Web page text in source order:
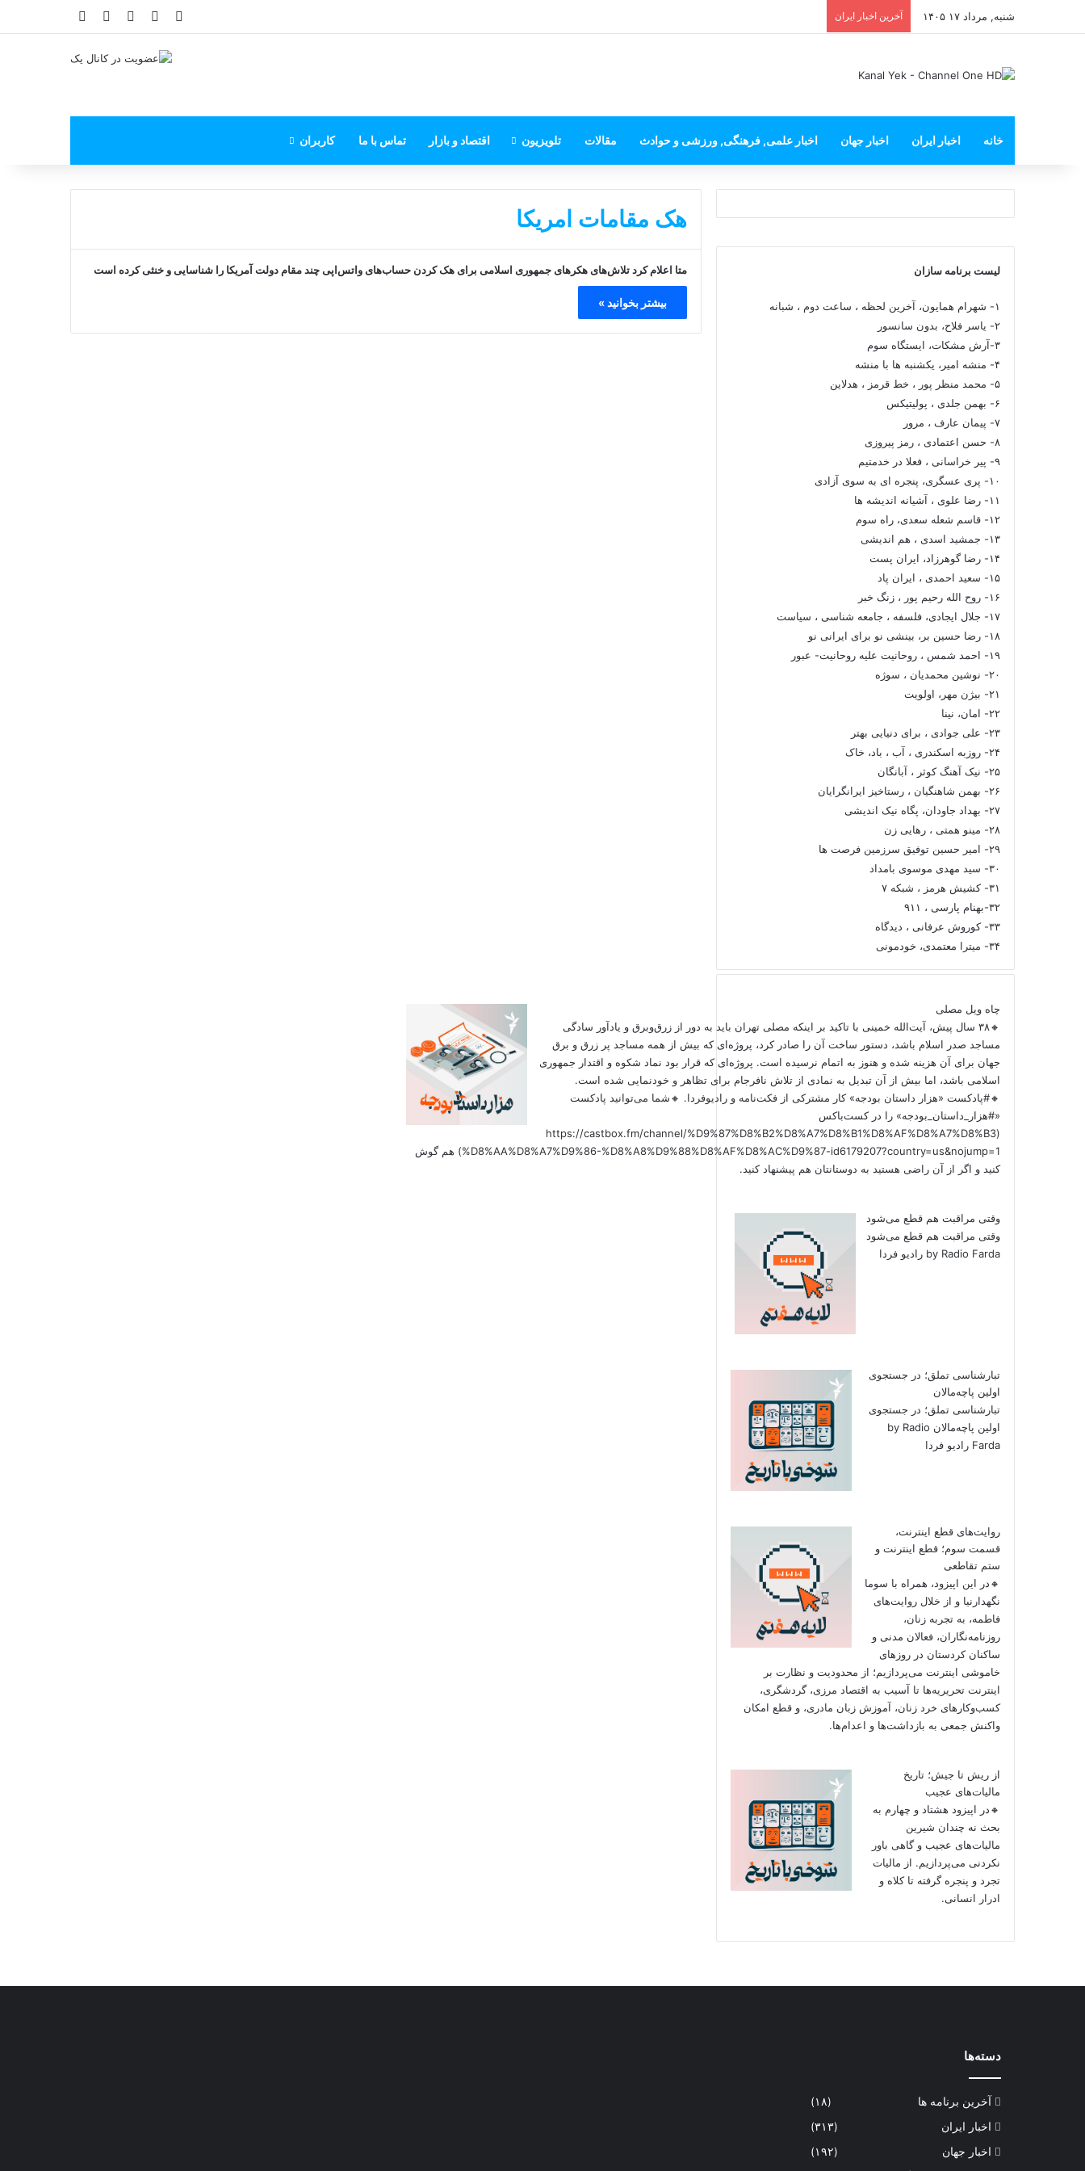
شنبه, مرداد ۱۷ ۱۴۰۵ آخرین اخبار ایران فیس بوک یوتیوب اینستاگرام
خانه اخبار ایران اخبار جهان اخبار علمی, فرهنگی, ورزشی و حوادث مقالات تلویزیون اقتصاد و بازار تماس با ما کاربران
هک مقامات امریکا
متا اعلام کرد تلاش‌های هکرهای جمهوری اسلامی برای هک کردن حساب‌های واتس‌اپی چند مقام دولت‌ آمریکا را شناسایی و خنثی کرده است
بیشتر بخوانید »
لیست برنامه سازان
۱- شهرام همایون، آخرین لحظه ، ساعت دوم ، شبانه
۲- یاسر فلاح، بدون سانسور
۳-آرش مشکات، ایستگاه سوم
۴- منشه امیر، یکشنبه ها با منشه
۵- محمد منظر پور ، خط قرمز ، هدلاین
۶- بهمن جلدی ، پولیتیکس
۷- پیمان عارف ، مرور
۸- حسن اعتمادی ، رمز پیروزی
۹- پیر خراسانی ، فعلا در خدمتیم
۱۰- پری عسگری، پنجره ای به سوی آزادی
۱۱- رضا علوی ، آشیانه اندیشه ها
۱۲- قاسم شعله سعدی، راه سوم
۱۳- جمشید اسدی ، هم اندیشی
۱۴- رضا گوهرزاد، ایران پست
۱۵- سعید احمدی ، ایران پاد
۱۶- روح الله رحیم پور ، زنگ خبر
۱۷- جلال ایجادی، فلسفه ، جامعه شناسی ، سیاست
۱۸- رضا حسین بر، بینشی نو برای ایرانی نو
۱۹- احمد شمس ، روحانیت علیه روحانیت- عبور
۲۰- نوشین محمدیان ، سوژه
۲۱- بیژن مهر، اولویت
۲۲- امان، نینا
۲۳- علی جوادی ، برای دنیایی بهتر
۲۴- روزبه اسکندری ، آب ، باد، خاک
۲۵- نیک آهنگ کوثر ، آبانگان
۲۶- بهمن شاهنگیان ، رستاخیز ایرانگرایان
۲۷- بهداد جاودان، پگاه نیک اندیشی
۲۸- مینو همتی ، رهایی زن
۲۹- امیر حسین توفیق سرزمین فرصت ها
۳۰- سید مهدی موسوی بامداد
۳۱- کشیش هرمز ، شبکه ۷
۳۲-بهنام پارسی ، ۹۱۱
۳۳- کوروش عرفانی ، دیدگاه
۳۴- میترا معتمدی، خودمونی
چاه ویل مصلی
🔸۳۸ سال پیش، آیت‌الله خمینی با تاکید بر اینکه مصلی تهران باید به دور از زرق‌وبرق و یادآور سادگی
مساجد صدر اسلام باشد، دستور ساخت آن را صادر کرد، پروژه‌ای که بیش از همه مساجد پر زرق و برق
جهان برای آن هزینه شده و هنوز به اتمام نرسیده است. پروژه‌ای که قرار بود نماد شکوه و اقتدار جمهوری
اسلامی باشد، اما بیش از آن تبدیل به نمادی از تلاش نافرجام برای تظاهر و خودنمایی شده است.
🔸#پادکست «هزار داستان بودجه» کار مشترکی از فکت‌نامه و رادیوفردا. 🔸شما می‌توانید پادکست
«#هزار_داستان_بودجه» را در کست‌باکس
(https://castbox.fm/channel/%D9%87%D8%B2%D8%A7%D8%B1%D8%AF%D8%A7%D8%B3
%D8%AA%D8%A7%D9%86-%D8%A8%D9%88%D8%AF%D8%AC%D9%87-id6179207?country=us&nojump=1) هم گوش
کنید و اگر از آن راضی هستید به دوستانتان هم پیشنهاد کنید.
وقتی مراقبت هم قطع می‌شود
وقتی مراقبت هم قطع می‌شود
by Radio Farda رادیو فردا
تبارشناسی تملق؛ در جستجوی
اولین‌ پاچه‌مالان
تبارشناسی تملق؛ در جستجوی
اولین‌ پاچه‌مالان by Radio
Farda رادیو فردا
روایت‌های قطع اینترنت،
قسمت سوم؛ قطع اینترنت و
ستم تقاطعی
🔸در این اپیزود، همراه با سوما
نگهدارنیا و از خلال روایت‌های
فاطمه، به تجربه زنان،
روزنامه‌نگاران، فعالان مدنی و
ساکنان کردستان در روزهای
خاموشی اینترنت می‌پردازیم؛ از محدودیت و نظارت بر
اینترنت تحریریه‌ها تا آسیب به اقتصاد مرزی، گردشگری،
کسب‌وکارهای خرد زنان، آموزش زبان مادری، و قطع امکان
واکنش جمعی به بازداشت‌ها و اعدام‌ها.
از ریش تا جیش؛ تاریخ
مالیات‌های عجیب
🔸در اپیزود هشتاد و چهارم به
بحث نه چندان شیرین
مالیات‌های عجیب و گاهی باور
نکردنی‌ می‌پردازیم. از مالیات
تجرد و پنجره گرفته تا کلاه و
ادرار انسانی.
دسته‌ها
آخرین برنامه ها
(۱۸)
اخبار ایران
(۳۱۳)
اخبار جهان
(۱۹۲)